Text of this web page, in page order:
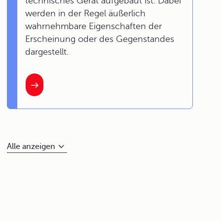
werden in der Regel äußerlich
wahrnehmbare Eigenschaften der
Erscheinung oder des Gegenstandes
dargestellt.
Alle anzeigen